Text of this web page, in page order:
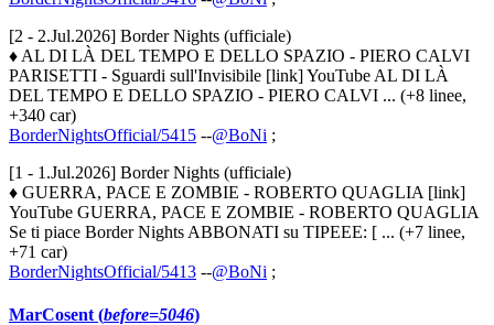
[2 - 2.Jul.2026] Border Nights (ufficiale)
♦ AL DI LÀ DEL TEMPO E DELLO SPAZIO - PIERO CALVI
PARISETTI - Sguardi sull'Invisibile [link] YouTube AL DI LÀ
DEL TEMPO E DELLO SPAZIO - PIERO CALVI ... (+8 linee,
+340 car)
BorderNightsOfficial/5415 --@BoNi ;
[1 - 1.Jul.2026] Border Nights (ufficiale)
♦ GUERRA, PACE E ZOMBIE - ROBERTO QUAGLIA [link]
YouTube GUERRA, PACE E ZOMBIE - ROBERTO QUAGLIA
Se ti piace Border Nights ABBONATI su TIPEEE: [ ... (+7 linee,
+71 car)
BorderNightsOfficial/5413 --@BoNi ;
MarCosent (before=5046)